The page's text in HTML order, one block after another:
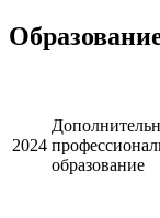
2024
образование